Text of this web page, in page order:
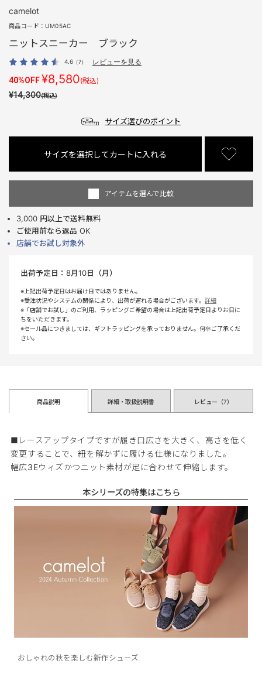
camelot
商品コード：UM05AC
ニットスニーカー ブラック
4.6 （7） レビューを見る
40%OFF¥8,580(税込)
¥14,300(税込)
サイズ選びのポイント
サイズを選択してカートに入れる
アイテムを選んで比較
3,000 円以上で送料無料
ご使用前なら返品 OK
店舗でお試し対象外
出荷予定日： 8月10日（月）
※上記出荷予定日はお届け日ではありません。
※受注状況やシステムの関係により、出荷が遅れる場合がございます。 詳細
※「店舗でお試し」のご利用、ラッピングご希望の場合は上記出荷予定日よりお日に
ちをいただきます。
※セール品につきましては、ギフトラッピングを承っておりません。何卒ご了承くだ
さい。
商品説明 詳細・取扱説明書 レビュー（7）
■レースアップタイプですが履き口広さを大きく、高さを低く
変更することで、紐を解かずに履ける仕様になりました。
幅広3Eウィズかつニット素材が足に合わせて伸縮します。
本シリーズの特集はこちら
おしゃれの秋を楽しむ新作シューズ